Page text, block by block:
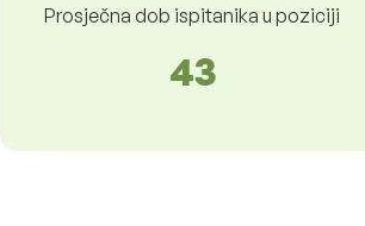
Prosječna dob ispitanika u poziciji
43